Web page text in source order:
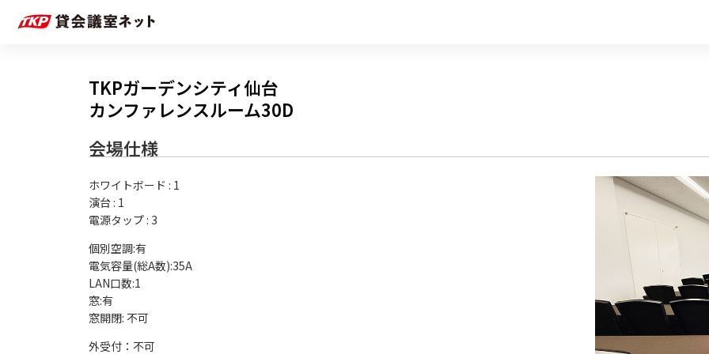
TKPガーデンシティ仙台
カンファレンスルーム30D
会場仕様
ホワイトボード : 1
演台 : 1
電源タップ : 3
個別空調:有
電気容量(総A数):35A
LAN口数:1
窓:有
外受付：不可